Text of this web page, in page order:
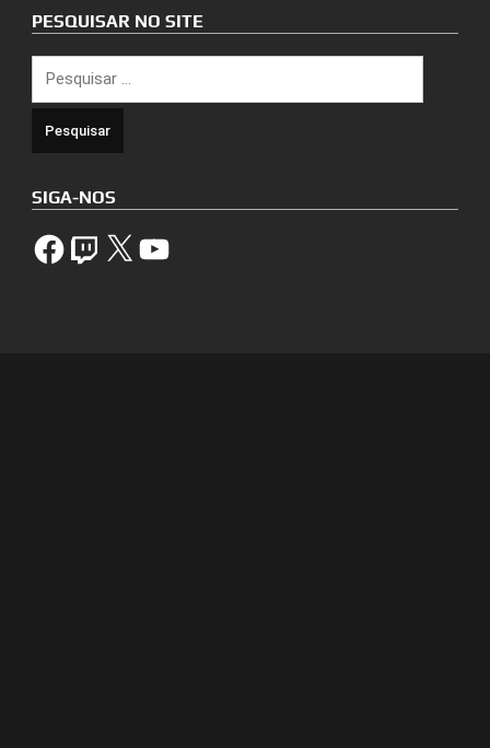
PESQUISAR NO SITE
por:
SIGA-NOS
FacebookTwitch X YouTube